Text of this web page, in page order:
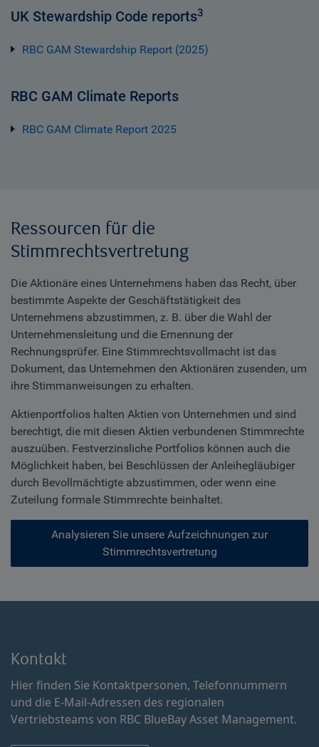
UK Stewardship Code reports3
RBC GAM Stewardship Report (2025)
RBC GAM Climate Reports
RBC GAM Climate Report 2025
Ressourcen für die
Stimmrechtsvertretung
Die Aktionäre eines Unternehmens haben das Recht, über
bestimmte Aspekte der Geschäftstätigkeit des
Unternehmens abzustimmen, z. B. über die Wahl der
Unternehmensleitung und die Ernennung der
Rechnungsprüfer. Eine Stimmrechtsvollmacht ist das
Dokument, das Unternehmen den Aktionären zusenden, um
ihre Stimmanweisungen zu erhalten.
Aktienportfolios halten Aktien von Unternehmen und sind
berechtigt, die mit diesen Aktien verbundenen Stimmrechte
auszuüben. Festverzinsliche Portfolios können auch die
Möglichkeit haben, bei Beschlüssen der Anleihegläubiger
durch Bevollmächtigte abzustimmen, oder wenn eine
Zuteilung formale Stimmrechte beinhaltet.
Analysieren Sie unsere Aufzeichnungen zur
Stimmrechtsvertretung
Kontakt
Hier finden Sie Kontaktpersonen, Telefonnummern
und die E-Mail-Adressen des regionalen
Vertriebsteams von RBC BlueBay Asset Management.